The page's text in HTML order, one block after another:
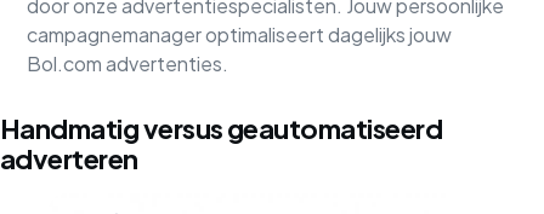
campagnemanager optimaliseert dagelijks jouw
Bol.com advertenties.
Handmatig versus geautomatiseerd
adverteren